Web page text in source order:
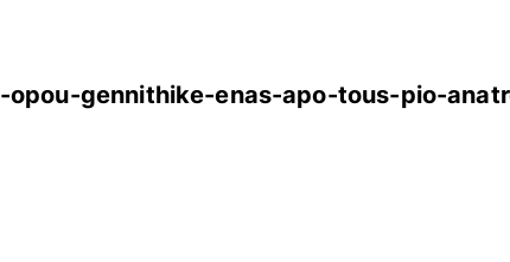
gennithike-enas-apo-tous-pio-